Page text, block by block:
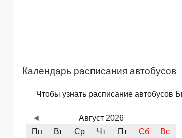
Календарь расписания автобусов
Чтобы узнать расписание автобусов
Август 2026
Пн
Вт Ср Чт Пт Сб
Вс
◄